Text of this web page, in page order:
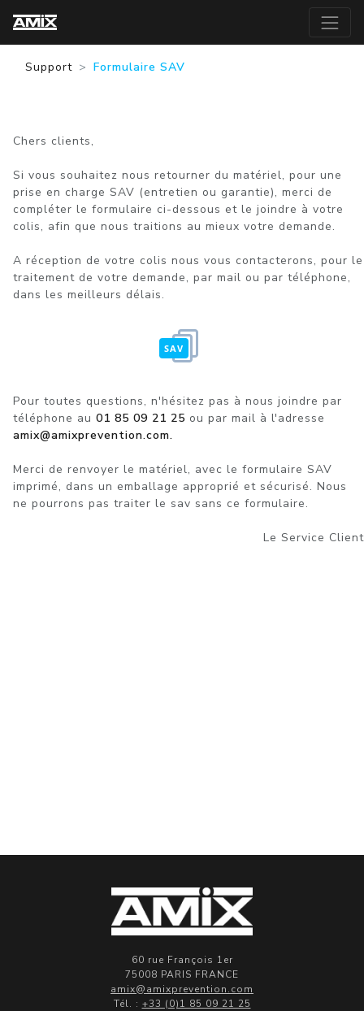
Support Formulaire SAV
Chers clients,
Si vous souhaitez nous retourner du matériel, pour une
prise en charge SAV (entretien ou garantie), merci de
compléter le formulaire ci-dessous et le joindre à votre
colis, afin que nous traitions au mieux votre demande.
A réception de votre colis nous vous contacterons, pour le
traitement de votre demande, par mail ou par téléphone,
dans les meilleurs délais.
SAV
Pour toutes questions, n'hésitez pas à nous joindre par
téléphone au 01 85 09 21 25 ou par mail à l'adresse
amix@amixprevention.com.
Merci de renvoyer le matériel, avec le formulaire SAV
imprimé, dans un emballage approprié et sécurisé. Nous
ne pourrons pas traiter le sav sans ce formulaire.
Le Service Client
60 rue François 1er
75008 PARIS FRANCE
amix@amixprevention.com
Tél. : +33 (0)1 85 09 21 25